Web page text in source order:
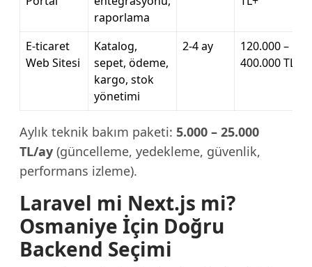
raporlama
E-ticaret
Web Sitesi
Katalog,
sepet, ödeme,
kargo, stok
yönetimi
2-4 ay
120.000 –
400.000 TL
Aylık teknik bakım paketi: 5.000 – 25.000
TL/ay (güncelleme, yedekleme, güvenlik,
performans izleme).
Laravel mi Next.js mi?
Osmaniye İçin Doğru
Backend Seçimi